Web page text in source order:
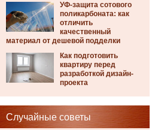
УФ-защита сотового
поликарбоната: как
отличить
качественный
материал от дешевой подделки
Как подготовить
квартиру перед
разработкой дизайн-
проекта
Случайные советы